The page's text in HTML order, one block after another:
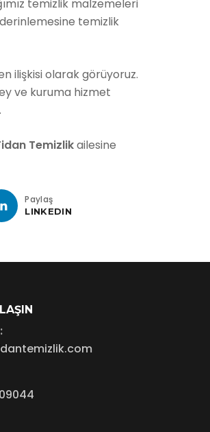
temizlik malzemeleri
temizlik
ilişkisi olarak görüyoruz.
ve kuruma hizmet
Temizlikailesine
Paylaş
LINKEDIN